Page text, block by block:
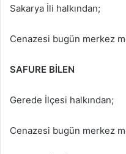
Sakarya İli halkından;
Cenazesi bugün merkez
SAFURE BİLEN
Gerede İlçesi halkından;
Cenazesi bugün merkez